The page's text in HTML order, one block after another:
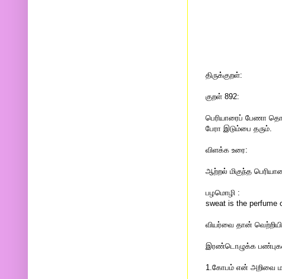
திருக்குறள்:
குறள் 892:
பெரியாரைப் பேணா
பேரா இடும்பை தரும்.
விளக்க உரை:
ஆற்றல் மிகுந்த
பழமொழி :
sweat is the perfume
வியர்வை தான்
இரண்டொழுக்க
1.கோபம் என் அறிவை